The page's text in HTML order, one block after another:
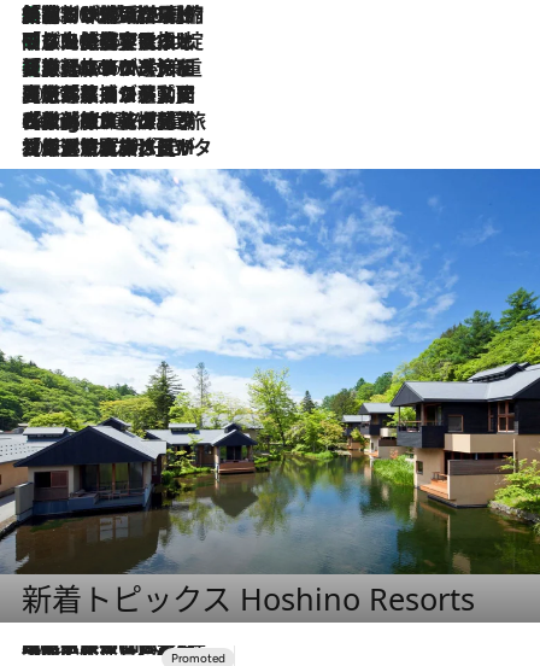
2026.8.6
「荷物が増えるほど旅ストレスは増す」美容ジャーナリストがたどり着いた最終結論。“化粧品を劇的に減らす”感動の凝縮美容とは
2026.8.6
「旅先には金髪ウィッグを持参」日本と同じメイクでは損してる!? 美容ジャーナリストが提案する“掟破りの旅美容”とは
2026.8.6
【厳選旅コスメ】「身軽さ＆UV対策重視！」ヘアアーティストshucoが選んだ夏旅ベストコスメを発表【Mサイズジップ】
2026.8.5
【厳選旅コスメ】国内をあちこち移動する河井菜摘が選んだ夏旅ベストコスメ発表！「リラックスアイテムはマスト」【Mサイズジップ】
2026.8.4
【厳選旅コスメ】「紫外線＆乾燥対策しながらメイク感も！」ヘア＆メイクGeorgeが選んだ夏旅ベストコスメを発表！【Mサイズジップ】
2026.8.3
【厳選旅コスメ】「保湿もタイパ重視！」“サウナ好き”タレント清水みさとが愛用する夏旅ベストコスメを発表！【Mサイズジップ】
新着トピックス Hoshino Resorts
2026.7.31
【ホテル帰省】という選択肢をOMOが提案。家族とほどよい距離を保つには「昼は実家、夜は気兼ねなくホテルで！」